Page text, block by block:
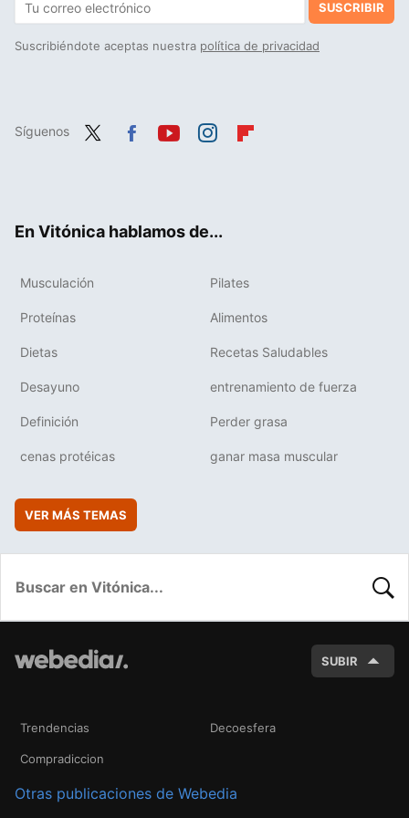
SUSCRIBIR
Suscribiéndote aceptas nuestra política de privacidad
Síguenos
En Vitónica hablamos de...
Musculación Pilates
Proteínas Alimentos
Dietas Recetas Saludables
Desayuno entrenamiento de fuerza
Definición Perder grasa
cenas protéicas ganar masa muscular
VER MÁS TEMAS
SUBIR
Trendencias Decoesfera
Compradiccion
Otras publicaciones de Webedia